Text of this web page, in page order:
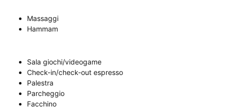
Massaggi
Hammam
Sala giochi/videogame
Check-in/check-out espresso
Palestra
Parcheggio
Facchino